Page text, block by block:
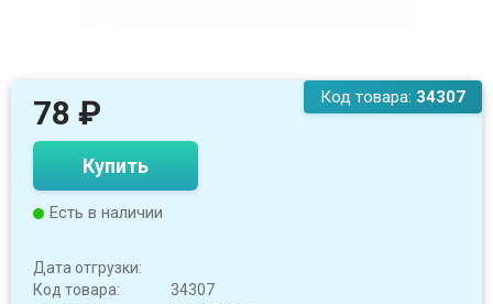
Код товара: 34307
78 ₽
Купить
Есть в наличии
Дата отгрузки:
Код товара:
34307